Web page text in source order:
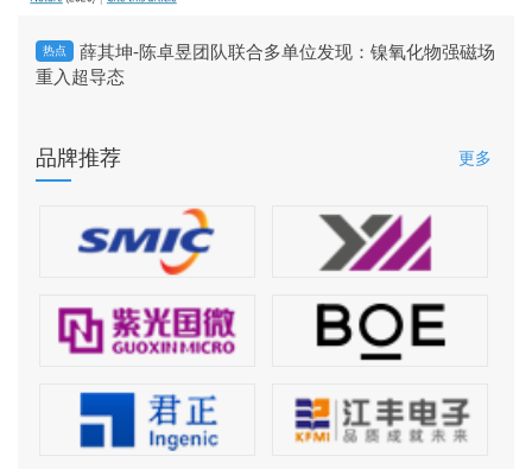
热点
薛其坤-陈卓昱团队联合多单位发现：镍氧化物强磁场
重入超导态
品牌推荐 更多